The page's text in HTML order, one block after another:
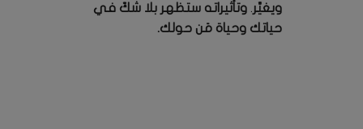
ويغيِّر وتأثيراته ستظهر بلا شكّ في
حياتك وحياة مَن حولك.